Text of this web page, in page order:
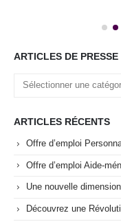
ARTICLES DE PRESSE
ARTICLES RÉCENTS
Offre d’emploi
Offre d’emploi Aide-
Une nouvelle
Découvrez une